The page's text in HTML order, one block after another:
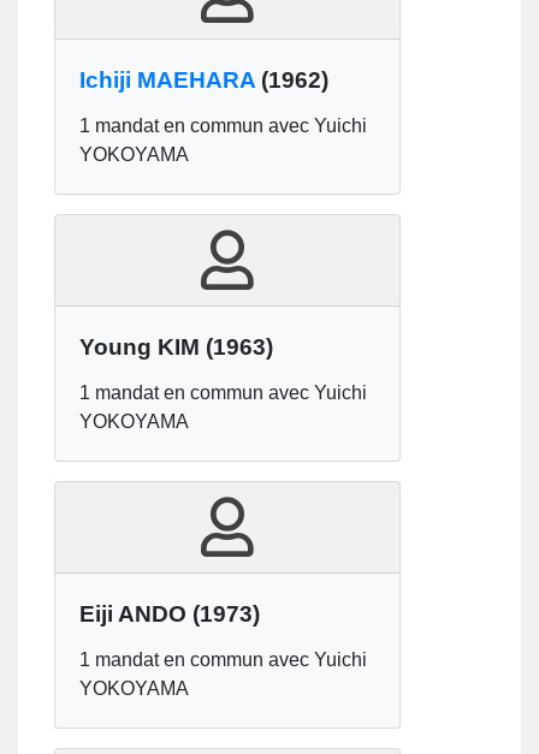
Ichiji MAEHARA (1962)
1 mandat en commun avec Yuichi
YOKOYAMA
Young KIM (1963)
1 mandat en commun avec Yuichi
YOKOYAMA
Eiji ANDO (1973)
1 mandat en commun avec Yuichi
YOKOYAMA